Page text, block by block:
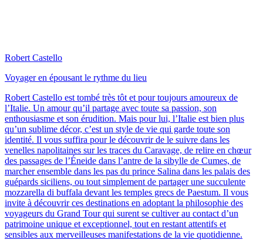
Robert Castello
Voyager en épousant le rythme du lieu
Robert Castello est tombé très tôt et pour toujours amoureux de
l’Italie. Un amour qu’il partage avec toute sa passion, son
enthousiasme et son érudition. Mais pour lui, l’Italie est bien plus
qu’un sublime décor, c’est un style de vie qui garde toute son
identité. Il vous suffira pour le découvrir de le suivre dans les
venelles napolitaines sur les traces du Caravage, de relire en chœur
des passages de l’Éneide dans l’antre de la sibylle de Cumes, de
marcher ensemble dans les pas du prince Salina dans les palais des
guépards siciliens, ou tout simplement de partager une succulente
mozzarella di buffala devant les temples grecs de Paestum. Il vous
invite à découvrir ces destinations en adoptant la philosophie des
voyageurs du Grand Tour qui surent se cultiver au contact d’un
patrimoine unique et exceptionnel, tout en restant attentifs et
sensibles aux merveilleuses manifestations de la vie quotidienne.